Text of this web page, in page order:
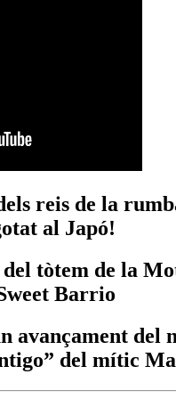
reis de la
al Japó!
tòtem de la
Barrio
avançament del
del mític